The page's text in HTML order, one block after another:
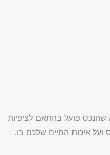
שהנכס פועל בהתאם לציפיות
איכות החיים שלכם בו.